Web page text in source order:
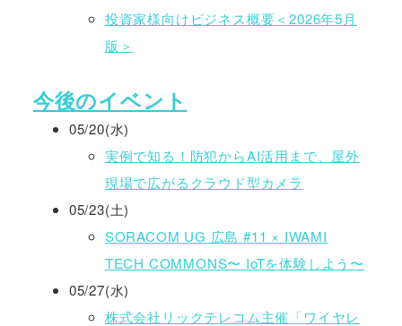
投資家様向けビジネス概要＜2026年5月
版＞
今後のイベント
05/20(水)
実例で知る！防犯からAI活用まで、屋外
現場で広がるクラウド型カメラ
05/23(土)
SORACOM UG 広島 #11 × IWAMI
TECH COMMONS〜 IoTを体験しよう〜
05/27(水)
株式会社リックテレコム主催「ワイヤレ